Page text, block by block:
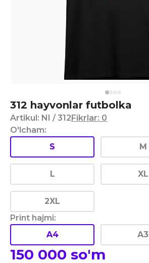
312 hayvonlar futbolka
Artikul: NI / 312Fikrlar: 0
O'lcham:
S
M
L XL
2XL
Print hajmi:
A4
A3
150 000 so'm